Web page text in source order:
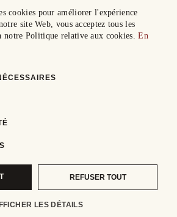
cookies pour améliorer l'expérience
site Web, vous acceptez tous les
notre Politique relative aux cookies.En
REFUSER TOUT
LES DÉTAILS